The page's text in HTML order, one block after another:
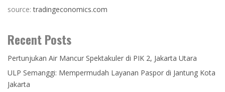
source:tradingeconomics.com
Recent Posts
Pertunjukan Air Mancur Spektakuler di PIK 2, Jakarta Utara
ULP Semanggi: Mempermudah Layanan Paspor di Jantung Kota
Jakarta